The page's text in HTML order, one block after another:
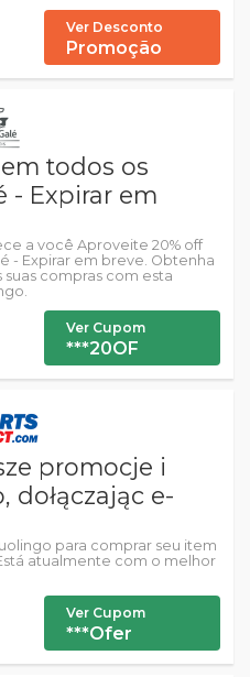
Ver Desconto
Promoção
todos os
- Expirar em
a você Aproveite 20% off
- Expirar em breve. Obtenha
compras com esta
Ver Cupom
***20OF
promocje i
dołączając e-
para comprar seu item
atualmente com o melhor
Ver Cupom
***Ofer